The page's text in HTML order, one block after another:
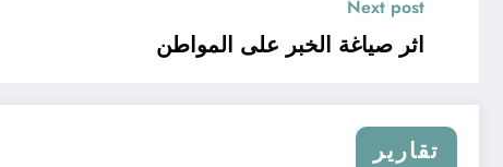
Next post
اثر صياغة الخبر على المواطن
تقارير